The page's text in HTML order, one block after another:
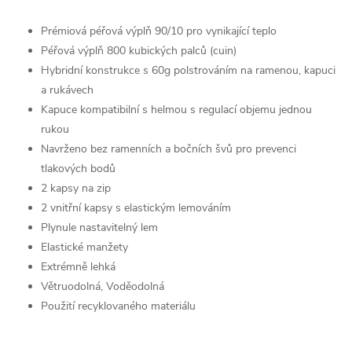
Prémiová péřová výplň 90/10 pro vynikající teplo
Péřová výplň 800 kubických palců (cuin)
Hybridní konstrukce s 60g polstrováním na ramenou, kapuci
a rukávech
Kapuce kompatibilní s helmou s regulací objemu jednou
rukou
Navrženo bez ramenních a bočních švů pro prevenci
tlakových bodů
2 kapsy na zip
2 vnitřní kapsy s elastickým lemováním
Plynule nastavitelný lem
Elastické manžety
Extrémně lehká
Větruodolná, Voděodolná
Použití recyklovaného materiálu